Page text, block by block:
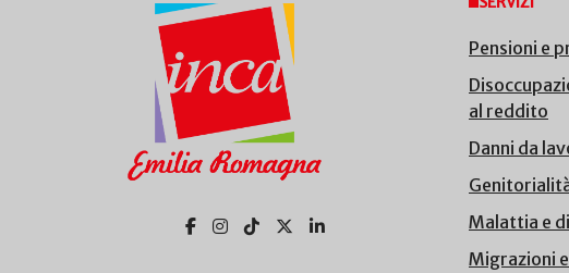
Pensioni e
al reddito
Danni da
Malattia e
Migrazioni